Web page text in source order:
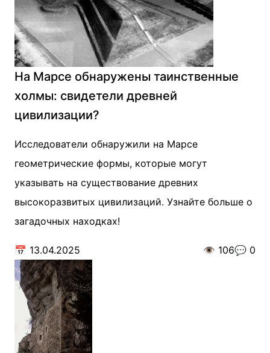
На Марсе обнаружены таинственные
холмы: свидетели древней
цивилизации?
Исследователи обнаружили на Марсе
геометрические формы, которые могут
указывать на существование древних
высокоразвитых цивилизаций. Узнайте больше о
загадочных находках!
📅 13.04.2025 👁️ 106💬 0